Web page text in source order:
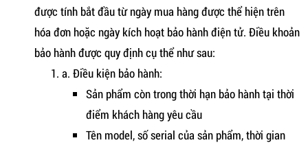
được tính bắt đầu từ ngày mua hàng được thể hiện trên
hóa đơn hoặc ngày kích hoạt bảo hành điện tử. Điều khoản
bảo hành được quy định cụ thể như sau:
a. Điều kiện bảo hành:
Sản phẩm còn trong thời hạn bảo hành tại thời
điểm khách hàng yêu cầu
Tên model, số serial của sản phẩm, thời gian